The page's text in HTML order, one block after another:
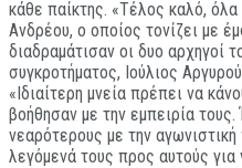
κάθε παίκτης. «Τέλος καλό,
Ανδρέου, ο οποίος τονίζει με
διαδραμάτισαν οι δυο αρχηγοί
συγκροτήματος, Ιούλιος
«Ιδιαίτερη μνεία πρέπει να
βοήθησαν με την εμπειρία
νεαρότερους με την
λεγόμενά τους προς αυτούς